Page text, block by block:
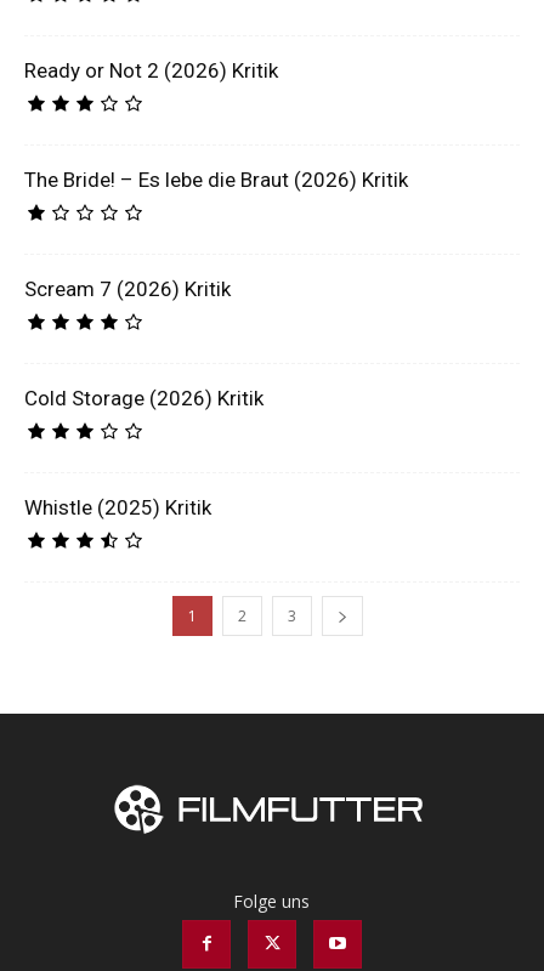
Ready or Not 2 (2026) Kritik
The Bride! – Es lebe die Braut (2026) Kritik
Scream 7 (2026) Kritik
Cold Storage (2026) Kritik
Whistle (2025) Kritik
1 2 3
Folge uns